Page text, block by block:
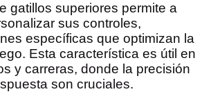
gatillos superiores permite a
sus controles,
específicas que optimizan la
Esta característica es útil en
y carreras, donde la precisión
son cruciales.